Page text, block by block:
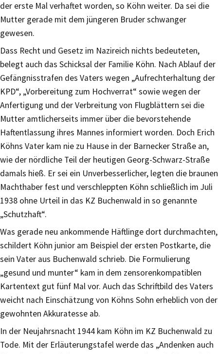
der erste Mal verhaftet worden, so Köhn weiter. Da sei die
Mutter gerade mit dem jüngeren Bruder schwanger
gewesen.
Dass Recht und Gesetz im Nazireich nichts bedeuteten,
belegt auch das Schicksal der Familie Köhn. Nach Ablauf der
Gefängnisstrafen des Vaters wegen „Aufrechterhaltung der
KPD“, „Vorbereitung zum Hochverrat“ sowie wegen der
Anfertigung und der Verbreitung von Flugblättern sei die
Mutter amtlicherseits immer über die bevorstehende
Haftentlassung ihres Mannes informiert worden. Doch Erich
Köhns Vater kam nie zu Hause in der Barnecker Straße an,
wie der nördliche Teil der heutigen Georg-Schwarz-Straße
damals hieß. Er sei ein Unverbesserlicher, legten die braunen
Machthaber fest und verschleppten Köhn schließlich im Juli
1938 ohne Urteil in das KZ Buchenwald in so genannte
„Schutzhaft“.
Was gerade neu ankommende Häftlinge dort durchmachten,
schildert Köhn junior am Beispiel der ersten Postkarte, die
sein Vater aus Buchenwald schrieb. Die Formulierung
„gesund und munter“ kam in dem zensorenkompatiblen
Kartentext gut fünf Mal vor. Auch das Schriftbild des Vaters
weicht nach Einschätzung von Köhns Sohn erheblich von der
gewohnten Akkuratesse ab.
In der Neujahrsnacht 1944 kam Köhn im KZ Buchenwald zu
Tode. Mit der Erläuterungstafel werde das „Andenken auch